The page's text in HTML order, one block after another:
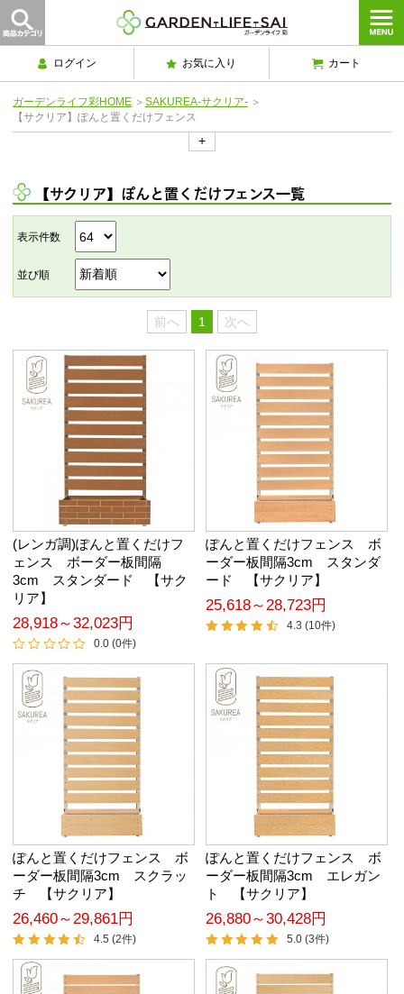
ログイン お気に入り カート
ガーデンライフ彩HOME ＞ SAKUREA-サクリア- ＞
【サクリア】ぽんと置くだけフェンス
+
【サクリア】ぽんと置くだけフェンス一覧
表示件数
並び順
前へ 1 次へ
(レンガ調)ぽんと置くだけフ
ェンス ボーダー板間隔
3cm スタンダード 【サク
リア】
28,918～32,023円
0.0 (0件)
ぽんと置くだけフェンス ボ
ーダー板間隔3cm スタンダ
ード 【サクリア】
25,618～28,723円
4.3 (10件)
ぽんと置くだけフェンス ボ
ーダー板間隔3cm スクラッ
チ 【サクリア】
26,460～29,861円
4.5 (2件)
ぽんと置くだけフェンス ボ
ーダー板間隔3cm エレガン
ト 【サクリア】
26,880～30,428円
5.0 (3件)